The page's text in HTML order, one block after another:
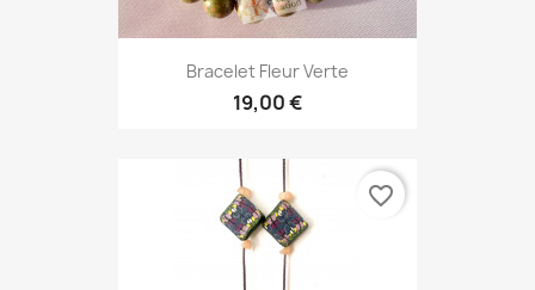
Bracelet Fleur Verte
19,00 €
favorite_border